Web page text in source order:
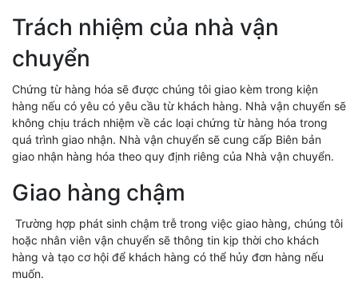
Trách nhiệm của nhà vận
chuyển
Chứng từ hàng hóa sẽ được chúng tôi giao kèm trong kiện
hàng nếu có yêu có yêu cầu từ khách hàng. Nhà vận chuyển sẽ
không chịu trách nhiệm về các loại chứng từ hàng hóa trong
quá trình giao nhận. Nhà vận chuyển sẽ cung cấp Biên bản
giao nhận hàng hóa theo quy định riêng của Nhà vận chuyển.
Giao hàng chậm
Trường hợp phát sinh chậm trễ trong việc giao hàng, chúng tôi
hoặc nhân viên vận chuyển sẽ thông tin kịp thời cho khách
hàng và tạo cơ hội để khách hàng có thể hủy đơn hàng nếu
muốn.